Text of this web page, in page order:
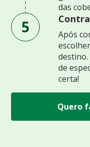
das
5
Após
de
certa!
Quero